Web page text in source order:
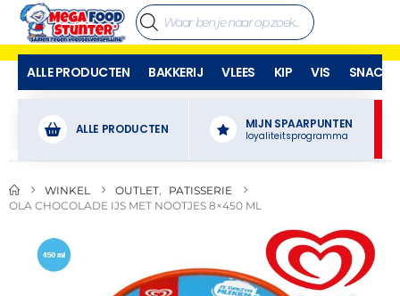
ALLE PRODUCTEN BAKKERIJ VLEES KIP VIS SNACKS
ALLE PRODUCTEN MIJN SPAARPUNTEN
loyaliteitsprogramma
WINKEL OUTLET
PATISSERIE
OLA CHOCOLADE IJS MET NOOTJES 8×450 ML